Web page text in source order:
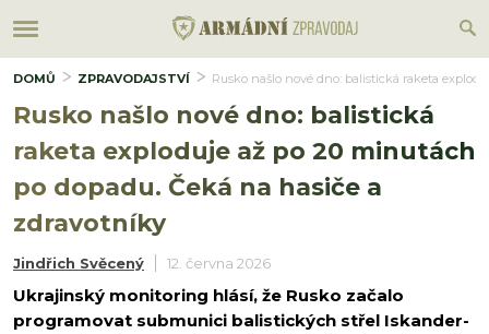
DOMŮ ZPRAVODAJSTVÍ Rusko našlo nové dno: balistická raketa
Rusko našlo nové dno: balistická
raketa exploduje až po 20 minutách
po dopadu. Čeká na hasiče a
zdravotníky
Jindřich Svěcený 12. června 2026
Ukrajinský monitoring hlásí, že Rusko začalo
programovat submunici balistických střel Iskander-